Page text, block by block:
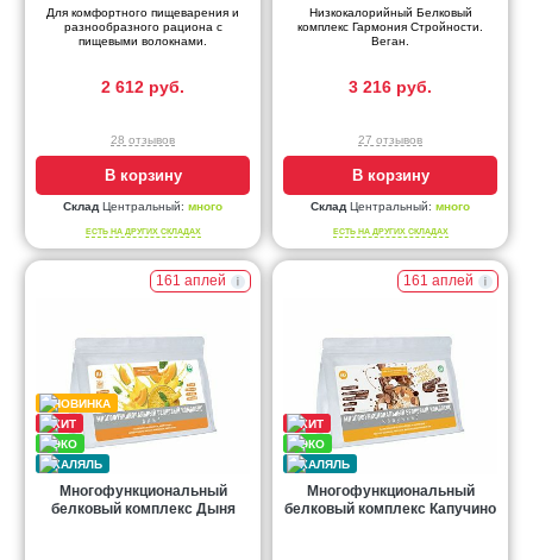
Для комфортного пищеварения и
разнообразного рациона с
пищевыми волокнами.
2 612 руб.
28 отзывов
В корзину
Склад Центральный: много
ЕСТЬ НА ДРУГИХ СКЛАДАХ
Низкокалорийный Белковый
комплекс Гармония Стройности.
Веган.
3 216 руб.
27 отзывов
В корзину
Склад Центральный: много
ЕСТЬ НА ДРУГИХ СКЛАДАХ
161 аплей
Многофункциональный
белковый комплекс Дыня
161 аплей
Многофункциональный
белковый комплекс Капучино